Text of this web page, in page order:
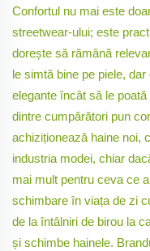
Confortul nu mai este
streetwear-ului; este
dorește să rămână
le simtă bine pe piele,
elegante încât să le
dintre cumpărători pun
achiziționează haine noi,
industria modei, chiar
mai mult pentru ceva ce
schimbare în viața de zi
de la întâlniri de birou la
și schimbe hainele.